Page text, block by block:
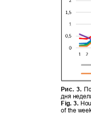
Рис. 3.
дня
Fig. 3.
of the